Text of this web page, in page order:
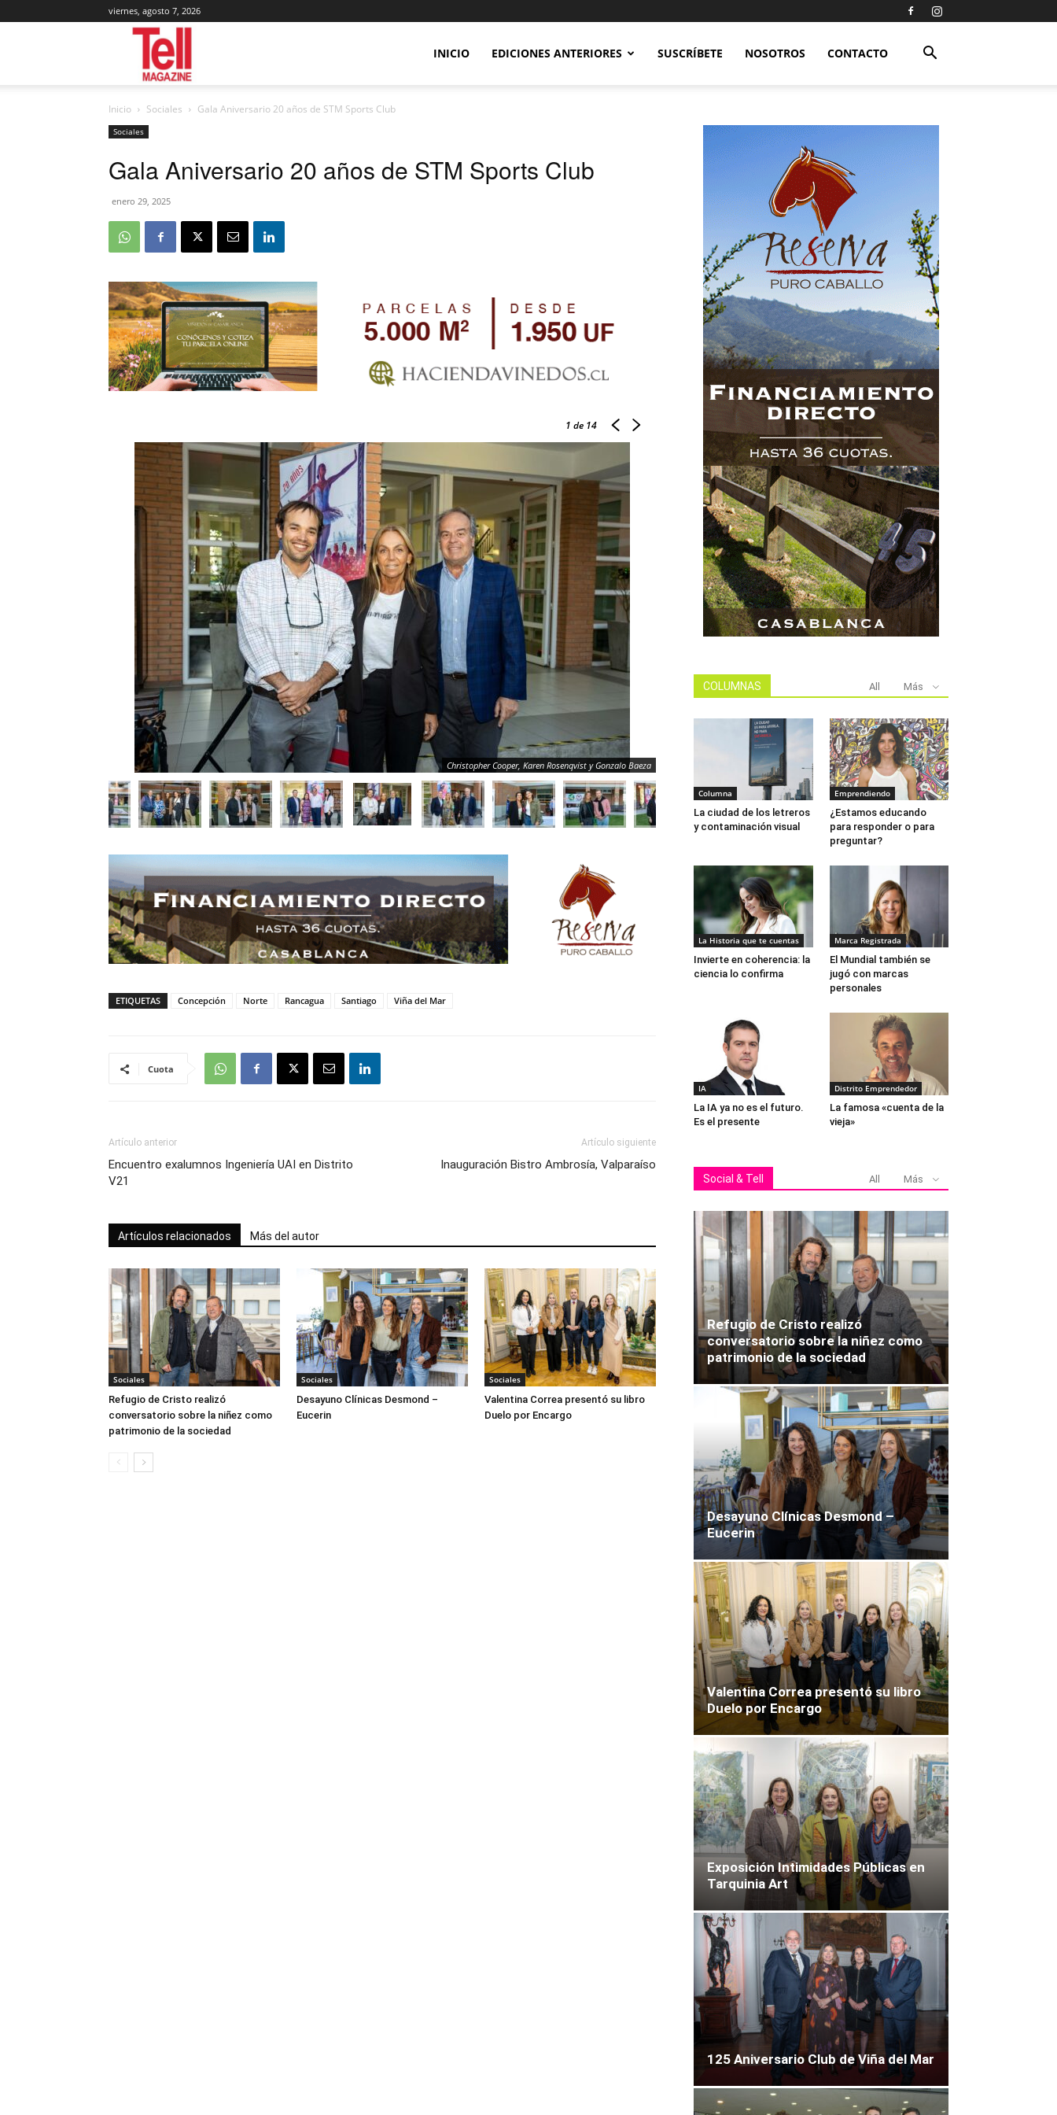
viernes, agosto 7, 2026
Magazine
INICIO EDICIONES ANTERIORES SUSCRÍBETE NOSOTROS CONTACTO
Inicio Sociales Gala Aniversario 20 años de STM Sports Club
Sociales
Gala Aniversario 20 años de STM Sports Club
enero 29, 2025
1 de 14
Christopher Cooper, Karen Rosenqvist y Gonzalo Baeza
ETIQUETAS Concepción Norte Rancagua Santiago Viña del Mar
Cuota
Artículo anterior
Encuentro exalumnos Ingeniería UAI en Distrito
V21
Artículo siguiente
Inauguración Bistro Ambrosía, Valparaíso
Artículos relacionados Más del autor
Sociales
Refugio de Cristo realizó
conversatorio sobre la niñez como
patrimonio de la sociedad
Sociales
Desayuno Clínicas Desmond –
Eucerin
Sociales
Valentina Correa presentó su libro
Duelo por Encargo
COLUMNAS All Más
Columna
La ciudad de los letreros
y contaminación visual
Emprendiendo
¿Estamos educando
para responder o para
preguntar?
La Historia que te cuentas
Invierte en coherencia: la
ciencia lo confirma
Marca Registrada
El Mundial también se
jugó con marcas
personales
IA
La IA ya no es el futuro.
Es el presente
Distrito Emprendedor
La famosa «cuenta de la
vieja»
Social & Tell All Más
Refugio de Cristo realizó
conversatorio sobre la niñez como
patrimonio de la sociedad
Desayuno Clínicas Desmond –
Eucerin
Valentina Correa presentó su libro
Duelo por Encargo
Exposición Intimidades Públicas en
Tarquinia Art
125 Aniversario Club de Viña del Mar